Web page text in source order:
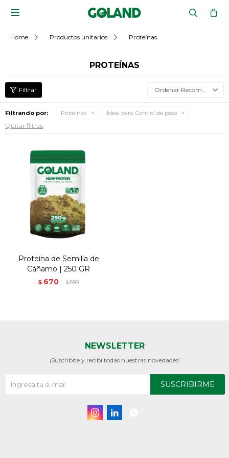

Home Productos unitarios Proteínas
PROTEÍNAS
Recomendados
Filtrando por: Proteínas Ideal para: Control de peso
Quitar filtros
Proteína de Semilla de
Cáñamo | 250 GR
$ 670 $690
NEWSLETTER
¡Suscribite y recibí todas nuestras novedades!
SUSCRIBIRME
 